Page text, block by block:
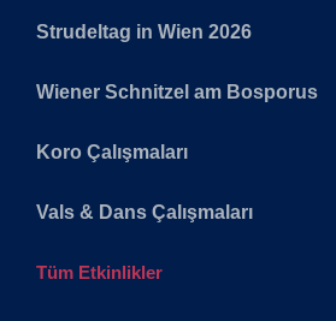
Strudeltag in Wien 2026
Wiener Schnitzel am Bosporus
Koro Çalışmaları
Vals & Dans Çalışmaları
Tüm Etkinlikler